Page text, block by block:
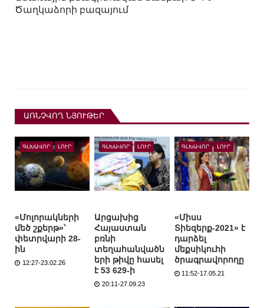
Ծաղկաձորի բազայում
ԱՌՆՉՎՈՂ ՆՅՈՒԹԵՐ
ԳԼԽԱՎՈՐ ԼՈՒՐ
«Մոլորակների
մեծ շքերթ»՝
փետրվարի 28-
ին
12:27-23.02.26
ԳԼԽԱՎՈՐ ԼՈՒՐ
Արցախից
Հայաստան
բռնի
տեղահանվածն
երի թիվը հասել
է 53 629-ի
20:11-27.09.23
ԳԼԽԱՎՈՐ ԼՈՒՐ
«Միսս
Տիեզերք-2021» է
դարձել
մեքսիկուհի
ծրագրավորողը
11:52-17.05.21